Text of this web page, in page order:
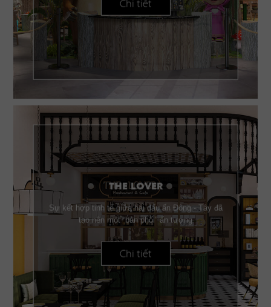
Chi tiết
THE LOVER
Sự kết hợp tinh tế giữa hai dấu ấn Đông - Tây đã
tạo nên một “bản phối” ấn tượng
Chi tiết